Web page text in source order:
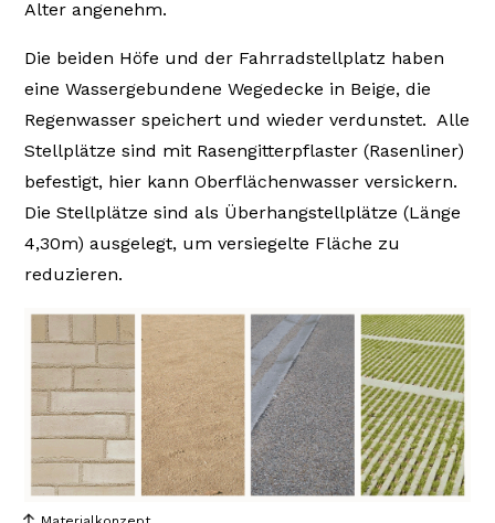
Alter angenehm.
Die beiden Höfe und der Fahrradstellplatz haben
eine Wassergebundene Wegedecke in Beige, die
Regenwasser speichert und wieder verdunstet. Alle
Stellplätze sind mit Rasengitterpflaster (Rasenliner)
befestigt, hier kann Oberflächenwasser versickern.
Die Stellplätze sind als Überhangstellplätze (Länge
4,30m) ausgelegt, um versiegelte Fläche zu
reduzieren.